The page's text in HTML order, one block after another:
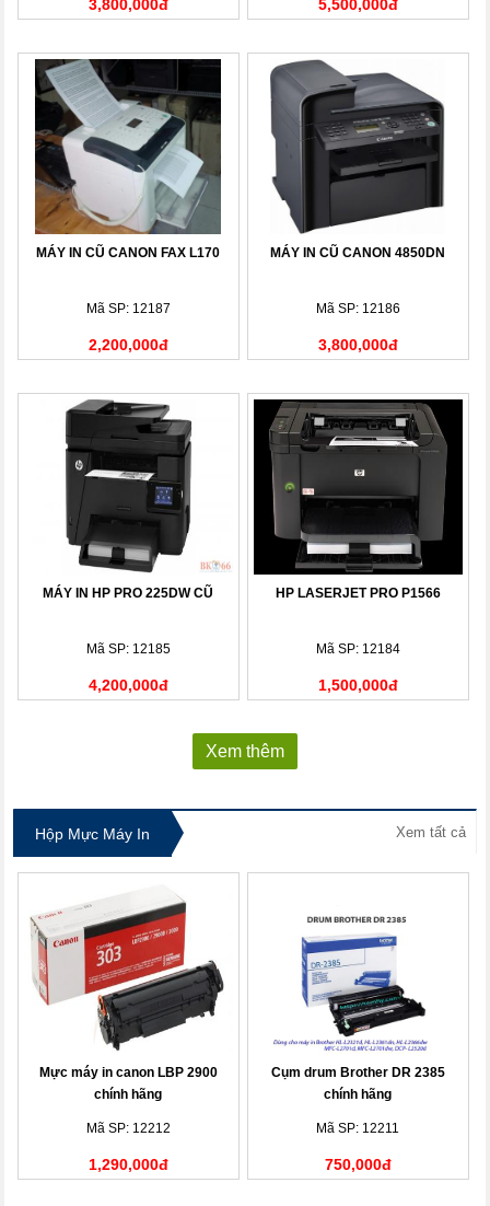
3,800,000đ 5,500,000đ
MÁY IN CŨ CANON FAX L170
Mã SP: 12187
2,200,000đ
MÁY IN CŨ CANON 4850DN
Mã SP: 12186
3,800,000đ
MÁY IN HP PRO 225DW CŨ
Mã SP: 12185
4,200,000đ
HP LASERJET PRO P1566
Mã SP: 12184
1,500,000đ
Xem thêm
Hộp Mực Máy In Xem tất cả
Mực máy in canon LBP 2900
chính hãng
Mã SP: 12212
1,290,000đ
Cụm drum Brother DR 2385
chính hãng
Mã SP: 12211
750,000đ